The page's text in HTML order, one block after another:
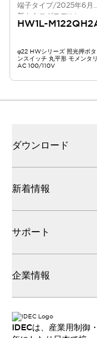
端子タイプ/2025年6月
新カタログモデル）
HW1L-
φ22 HWシリーズ 照光押ボタ
ンスイッチ 丸平形 モメンタリ
AC 100/110V
ダウンロード
新着情報
サポート
企業情報
IDECは、産業用制御